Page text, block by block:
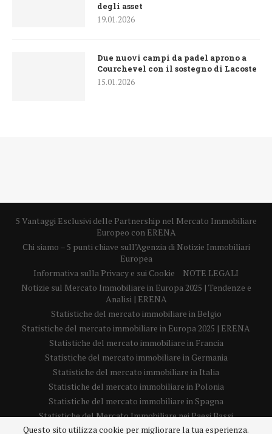
degli asset
19.01.2026
Due nuovi campi da padel aprono a
Courchevel con il sostegno di Lacoste
15.01.2026
5 Vantaggi Esclusivi delle Partnership nel Mercato Immobiliare
Europeo con ERENA
Chi siamo – 5 punti chiave sull’Agenzia di Notizie Immobiliari
Europea
Informativa sulla Privacy e sui Cookie
NOTE LEGALI
Notizie sul Mercato Immobiliare in Europa 2025 | Tendenze e
Analisi | ERENA
Statistiche del mercato immobiliare in Belgio
Statistiche del mercato immobiliare in Europa 2025 | ERENA
Statistiche del mercato immobiliare in Francia
Statistiche del mercato immobiliare in Germania
Statistiche del mercato immobiliare in Italia
Statistiche del mercato immobiliare in Polonia
Statistiche del mercato immobiliare in Spagna
Statistiche del Mercato Immobiliare nei Paesi Bassi
Statistiche del mercato immobiliare nel Regno Unito
Questo sito utilizza cookie per migliorare la tua esperienza.